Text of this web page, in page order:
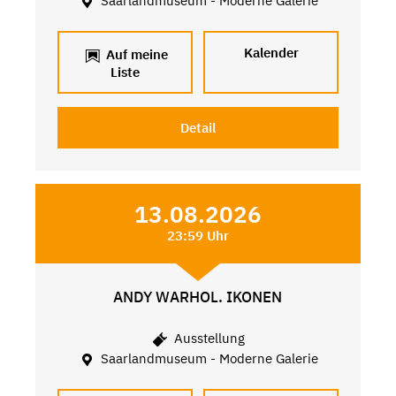
Auf meine
Liste
Kalender
Detail
13.08.2026
23:59 Uhr
ANDY WARHOL. IKONEN
Ausstellung
Saarlandmuseum - Moderne Galerie